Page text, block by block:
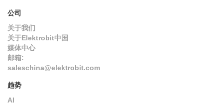
公司
关于我们
关于Elektrobit中国
媒体中心
邮箱:
saleschina@elektrobit.com
趋势
AI